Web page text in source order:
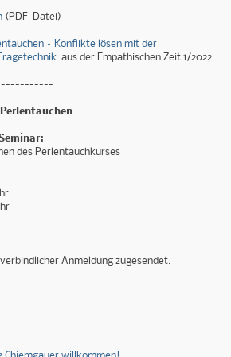
(PDF-Datei)
– Konflikte lösen mit der
aus der Empathischen Zeit 1/2022
des Perlentauchkurses
Anmeldung zugesendet.